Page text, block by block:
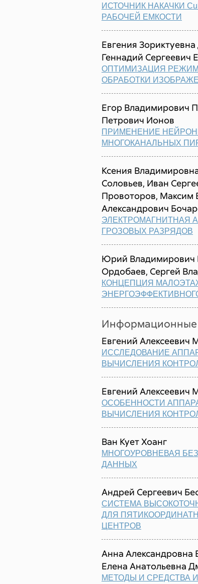
ИСТОЧНИК НАКАЧКИ
РАБОЧЕЙ ЕМКОСТИ
Евгения
Геннадий Сергеевич
ОПТИМИЗАЦИЯ
ОБРАБОТКИ
Егор Владимирович
Петрович Ионов
ПРИМЕНЕНИЕ
МНОГОКАНАЛЬНЫХ
Ксения
Соловьев, Иван
Провоторов, Максим
Александрович
ЭЛЕКТРОМАГНИТНАЯ
ГРОЗОВЫХ РАЗРЯДОВ
Юрий Владимирович
Ордобаев, Сергей
КОНЦЕПЦИЯ
Информационные
Евгений Алексеевич
ИССЛЕДОВАНИЕ
ВЫЧИСЛЕНИЯ
Евгений Алексеевич
ОСОБЕННОСТИ
ВЫЧИСЛЕНИЯ
Ван Кует Хоанг
МНОГОУРОВНЕВАЯ
ДАННЫХ
Андрей Сергеевич
СИСТЕМА
ДЛЯ
ЦЕНТРОВ
Анна Александровна
Елена Анатольевна
МЕТОДЫ И СРЕДСТВА